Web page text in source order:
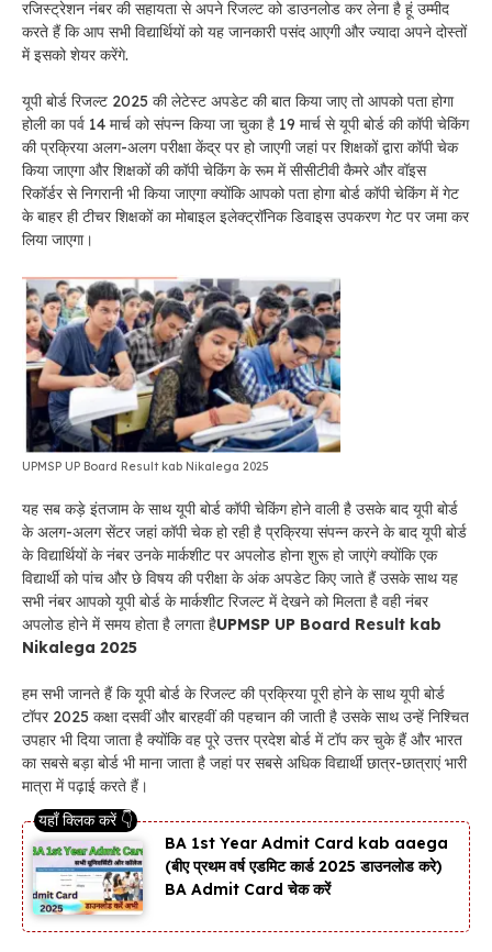
रजिस्ट्रेशन नंबर की सहायता से अपने रिजल्ट को डाउनलोड कर लेना है हूं उम्मीद
करते हैं कि आप सभी विद्यार्थियों को यह जानकारी पसंद आएगी और ज्यादा अपने दोस्तों
में इसको शेयर करेंगे.
यूपी बोर्ड रिजल्ट 2025 की लेटेस्ट अपडेट की बात किया जाए तो आपको पता होगा
होली का पर्व 14 मार्च को संपन्न किया जा चुका है 19 मार्च से यूपी बोर्ड की कॉपी चेकिंग
की प्रक्रिया अलग-अलग परीक्षा केंद्र पर हो जाएगी जहां पर शिक्षकों द्वारा कॉपी चेक
किया जाएगा और शिक्षकों की कॉपी चेकिंग के रूम में सीसीटीवी कैमरे और वॉइस
रिकॉर्डर से निगरानी भी किया जाएगा क्योंकि आपको पता होगा बोर्ड कॉपी चेकिंग में गेट
के बाहर ही टीचर शिक्षकों का मोबाइल इलेक्ट्रॉनिक डिवाइस उपकरण गेट पर जमा कर
लिया जाएगा।
UPMSP UP Board Result kab Nikalega 2025
यह सब कड़े इंतजाम के साथ यूपी बोर्ड कॉपी चेकिंग होने वाली है उसके बाद यूपी बोर्ड
के अलग-अलग सेंटर जहां कॉपी चेक हो रही है प्रक्रिया संपन्न करने के बाद यूपी बोर्ड
के विद्यार्थियों के नंबर उनके मार्कशीट पर अपलोड होना शुरू हो जाएंगे क्योंकि एक
विद्यार्थी को पांच और छे विषय की परीक्षा के अंक अपडेट किए जाते हैं उसके साथ यह
सभी नंबर आपको यूपी बोर्ड के मार्कशीट रिजल्ट में देखने को मिलता है वही नंबर
अपलोड होने में समय होता है लगता हैUPMSP UP Board Result kab
Nikalega 2025
हम सभी जानते हैं कि यूपी बोर्ड के रिजल्ट की प्रक्रिया पूरी होने के साथ यूपी बोर्ड
टॉपर 2025 कक्षा दसवीं और बारहवीं की पहचान की जाती है उसके साथ उन्हें निश्चित
उपहार भी दिया जाता है क्योंकि वह पूरे उत्तर प्रदेश बोर्ड में टॉप कर चुके हैं और भारत
का सबसे बड़ा बोर्ड भी माना जाता है जहां पर सबसे अधिक विद्यार्थी छात्र-छात्राएं भारी
मात्रा में पढ़ाई करते हैं।
BA 1st Year Admit Card kab aaega
(बीए प्रथम वर्ष एडमिट कार्ड 2025 डाउनलोड करे)
BA Admit Card चेक करें